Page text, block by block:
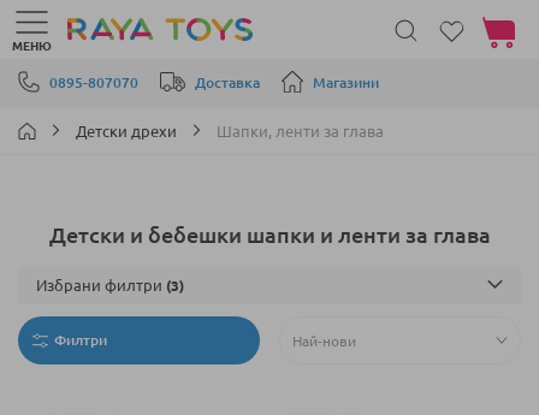
Прескачане към съдържанието
0895-807070 Доставка Магазини
МЕНЮ
Моята
Детски дрехи Шапки, ленти за глава
Детски и бебешки шапки и ленти за глава
Филтри
Избрани филтри